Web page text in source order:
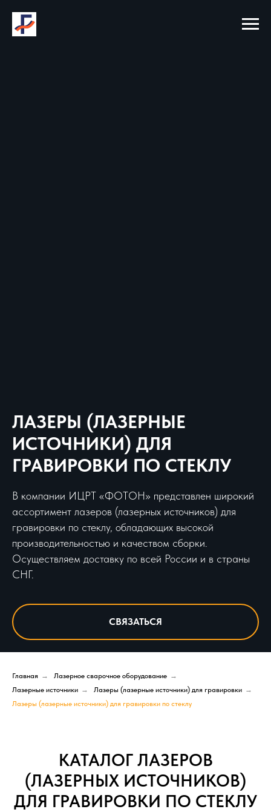
ЛАЗЕРЫ (ЛАЗЕРНЫЕ
ИСТОЧНИКИ) ДЛЯ
ГРАВИРОВКИ ПО СТЕКЛУ
В компании ИЦРТ «ФОТОН» представлен широкий
ассортимент лазеров (лазерных источников) для
гравировки по стеклу, обладающих высокой
производительностью и качеством сборки.
Осуществляем доставку по всей России и в страны
СНГ.
СВЯЗАТЬСЯ
Главная → Лазерное сварочное оборудование →
Лазерные источники → Лазеры (лазерные источники) для гравировки →
Лазеры (лазерные источники) для гравировки по стеклу
КАТАЛОГ ЛАЗЕРОВ
(ЛАЗЕРНЫХ ИСТОЧНИКОВ)
ДЛЯ ГРАВИРОВКИ ПО СТЕКЛУ